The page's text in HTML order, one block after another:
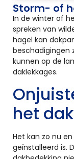
Storm- of
In de winter of
spreken van
hagel kan
beschadigingen
kunnen op de
daklekkages.
het dak
Het kan zo nu
geïnstalleerd is.